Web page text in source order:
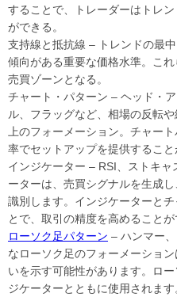
することで、トレーダーはトレ
ができる。
支持線と抵抗線 – トレンドの最
傾向がある重要な価格水準。こ
売買ゾーンとなる。
チャート・パターン – ヘッド・
ル、フラッグなど、相場の反転
上のフォーメーション。チャー
率でセットアップを提供すること
インジケーター – RSI、ストキ
ーターは、売買シグナルを生成
識別します。インジケーターと
とで、取引の精度を高めることが
ローソク足パターン – ハンマー
なローソク足のフォーメーショ
いを示す可能性があります。ロ
ジケーターとともに使用されます